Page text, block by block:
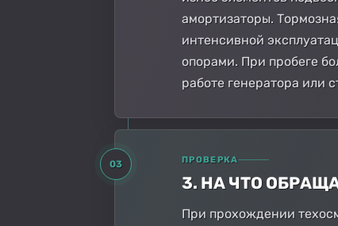
амортизаторы.
интенсивной
опорами. При пробеге
работе генератора или
03 ПРОВЕРКА
3. НА ЧТО
При прохождении